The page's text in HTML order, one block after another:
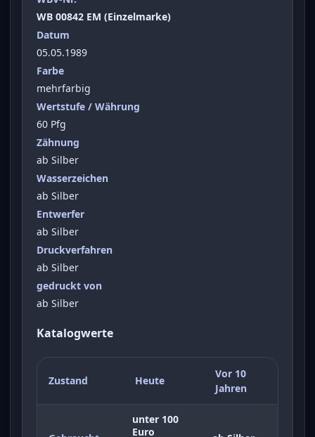
WB 00842 EM (Einzelmarke)
Datum
05.05.1989
Farbe
mehrfarbig
Wertstufe / Währung
60 Pfg
Zähnung
ab Silber
Wasserzeichen
ab Silber
Entwerfer
ab Silber
Druckverfahren
ab Silber
gedruckt von
ab Silber
Katalogwerte
Zustand Heute
Vor 10
Jahren
unter 100
Euro